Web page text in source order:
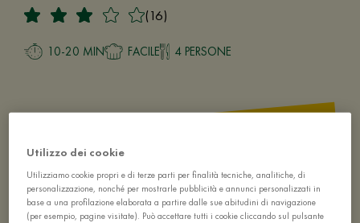
(16)
10-20 MIN FACILE 4 PERSONE
Utilizzo dei cookie
Utilizziamo cookie propri e di terze parti per finalità tecniche, analitiche, di
personalizzazione, nonché per mostrarle pubblicità e annunci personalizzati in
base a una profilazione elaborata a partire dalle sue abitudini di navigazione
(per esempio, pagine visitate). Può accettare tutti i cookie cliccando sul pulsante